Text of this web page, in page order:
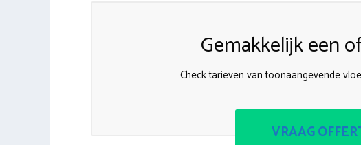
Gemakkelijk een
Check tarieven van toonaangevende
VRAAG